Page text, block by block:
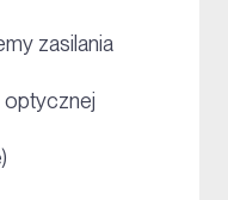
zasilania
optycznej